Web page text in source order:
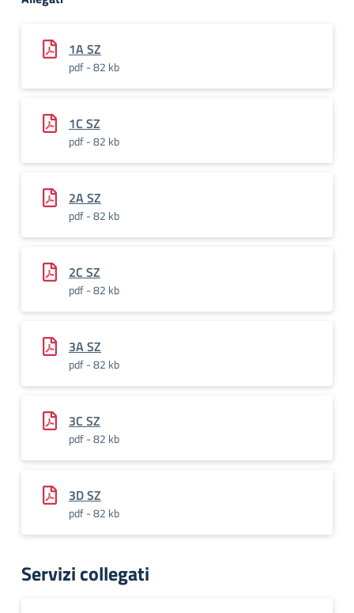
1A SZ
pdf - 82 kb
1C SZ
pdf - 82 kb
2A SZ
pdf - 82 kb
2C SZ
pdf - 82 kb
3A SZ
pdf - 82 kb
3C SZ
pdf - 82 kb
3D SZ
pdf - 82 kb
Servizi collegati